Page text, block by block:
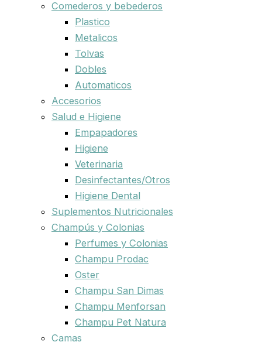
Comederos y bebederos
Plastico
Metalicos
Tolvas
Dobles
Automaticos
Accesorios
Salud e Higiene
Empapadores
Higiene
Veterinaria
Desinfectantes/Otros
Higiene Dental
Suplementos Nutricionales
Champús y Colonias
Perfumes y Colonias
Champu Prodac
Oster
Champu San Dimas
Champu Menforsan
Champu Pet Natura
Camas